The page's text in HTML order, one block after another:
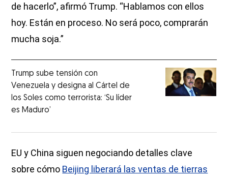
de hacerlo”, afirmó Trump. “Hablamos con ellos
hoy. Están en proceso. No será poco, comprarán
mucha soja.”
Trump sube tensión con
Venezuela y designa al Cártel de
los Soles como terrorista: ‘Su líder
es Maduro’
EU y China siguen negociando detalles clave
sobre cómo Beijing liberará las ventas de tierras